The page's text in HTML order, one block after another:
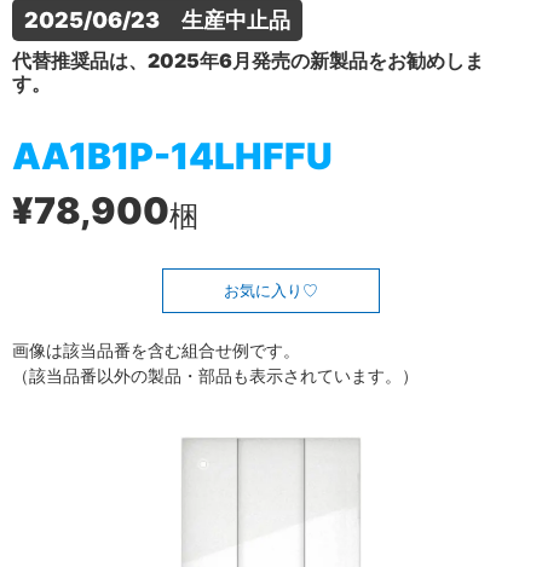
2025/06/23　生産中止品
代替推奨品は、2025年6月発売の新製品をお勧めしま
す。
AA1B1P-14LHFFU
¥78,900梱
お気に入り
画像は該当品番を含む組合せ例です。
（該当品番以外の製品・部品も表示されています。）